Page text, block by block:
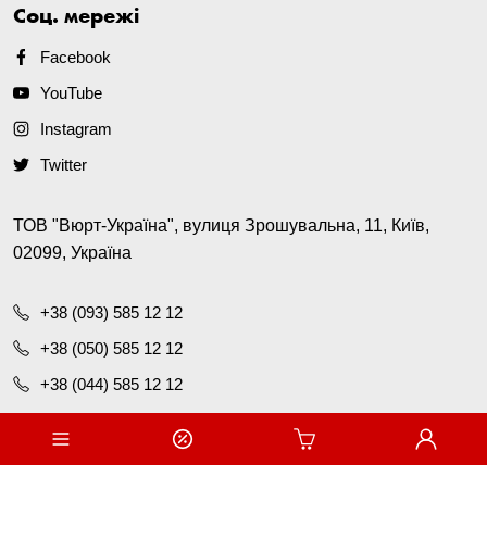
Соц. мережі
Facebook
YouTube
Instagram
Twitter
ТОВ "Вюрт-Україна", вулиця Зрошувальна, 11, Київ,
02099, Україна
+38 (093) 585 12 12
+38 (050) 585 12 12
+38 (044) 585 12 12